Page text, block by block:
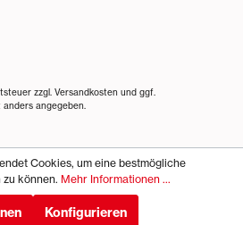
zzgl. Versandkosten und ggf.
angegeben.
Cookies, um eine bestmögliche
können. Mehr Informationen ...
Konfigurieren